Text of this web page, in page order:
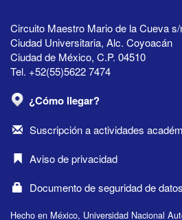
Circuito Maestro Mario de la Cueva
Ciudad Universitaria, Alc. Coyoacán
Ciudad de México, C.P. 04510
Tel. +52(55)5622 7474
¿Cómo llegar?
Suscripción a actividades
Aviso de privacidad
Documento de seguridad de
Hecho en México, Universidad Nacional